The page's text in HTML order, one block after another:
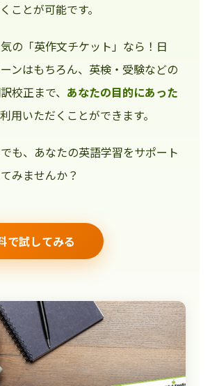
ことが可能です。
の「英作文チケット」なら！日
ンはもちろん、英検・受験などの
校正まで、 あなたの目的にあった
用いただくことができます。
も、あなたの英語学習をサポート
みませんか？
で試してみる